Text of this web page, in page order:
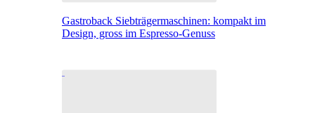
Gastroback Siebträgermaschinen: kompakt im
Design, gross im Espresso-Genuss